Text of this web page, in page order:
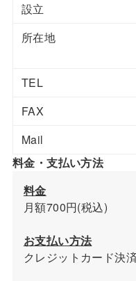
設立
所在地
TEL
FAX
Mail
料金・支払い方法
料金
月額700円(税込)
お支払い方法
クレジットカード決